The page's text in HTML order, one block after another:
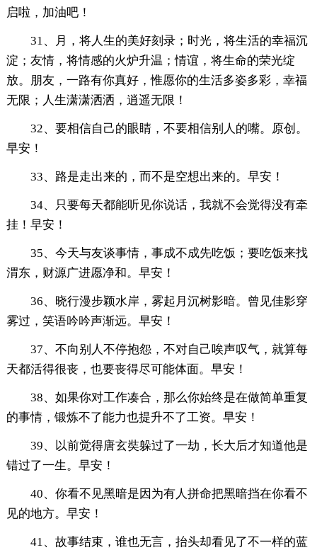
启啦，加油吧！
31、月，将人生的美好刻录；时光，将生活的幸福沉
淀；友情，将情感的火炉升温；情谊，将生命的荣光绽
放。朋友，一路有你真好，惟愿你的生活多姿多彩，幸福
无限；人生潇潇洒洒，逍遥无限！
32、要相信自己的眼睛，不要相信别人的嘴。原创。
早安！
33、路是走出来的，而不是空想出来的。早安！
34、只要每天都能听见你说话，我就不会觉得没有牵
挂！早安！
35、今天与友谈事情，事成不成先吃饭；要吃饭来找
渭东，财源广进愿净和。早安！
36、晓行漫步颖水岸，雾起月沉树影暗。曾见佳影穿
雾过，笑语吟吟声渐远。早安！
37、不向别人不停抱怨，不对自己唉声叹气，就算每
天都活得很丧，也要丧得尽可能体面。早安！
38、如果你对工作凑合，那么你始终是在做简单重复
的事情，锻炼不了能力也提升不了工资。早安！
39、以前觉得唐玄奘躲过了一劫，长大后才知道他是
错过了一生。早安！
40、你看不见黑暗是因为有人拼命把黑暗挡在你看不
见的地方。早安！
41、故事结束，谁也无言，抬头却看见了不一样的蓝